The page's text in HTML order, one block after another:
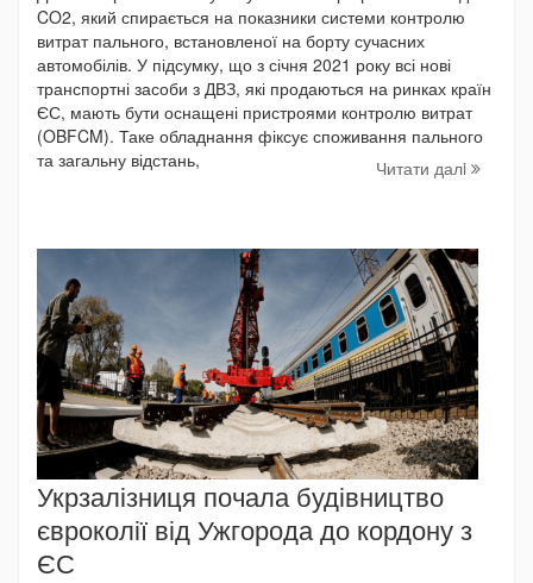
CO2, який спирається на показники системи контролю
витрат пального, встановленої на борту сучасних
автомобілів. У підсумку, що з січня 2021 року всі нові
транспортні засоби з ДВЗ, які продаються на ринках країн
ЄС, мають бути оснащені пристроями контролю витрат
(OBFCM). Таке обладнання фіксує споживання пального
та загальну відстань,
Читати далi
Укрзалізниця почала будівництво
євроколії від Ужгорода до кордону з
ЄС